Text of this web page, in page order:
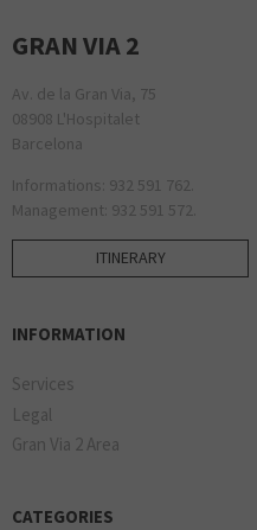
GRAN VIA 2
Av. de la Gran Via, 75
08908 L'Hospitalet
Barcelona
Informations: 932 591 762.
Management: 932 591 572.
ITINERARY
INFORMATION
Services
Legal
Gran Via 2 Area
CATEGORIES